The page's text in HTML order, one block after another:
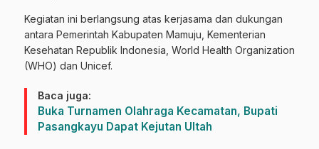
Kegiatan ini berlangsung atas kerjasama dan dukungan
antara Pemerintah Kabupaten Mamuju, Kementerian
Kesehatan Republik Indonesia, World Health Organization
(WHO) dan Unicef.
Baca juga:
Buka Turnamen Olahraga Kecamatan, Bupati
Pasangkayu Dapat Kejutan Ultah